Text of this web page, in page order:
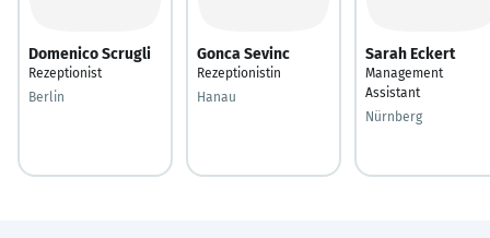
Domenico Scrugli
Rezeptionist
Berlin
Gonca Sevinc
Rezeptionistin
Hanau
Sarah Eckert
Management
Assistant
Nürnberg